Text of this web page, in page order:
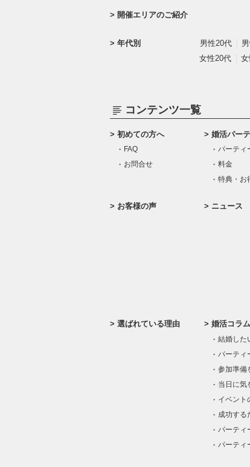
開催エリアのご紹介
年代別 男性20代
女性20代
コンテンツ一覧
初めての方へ
FAQ
お問合せ
婚活パー
パーティ
料金
特典・お
お客様の声 ニュース
選ばれている理由 婚活コラム
結婚した
パーティ
参加準備
当日に気
イベント
成功する
パーティ
パーティ